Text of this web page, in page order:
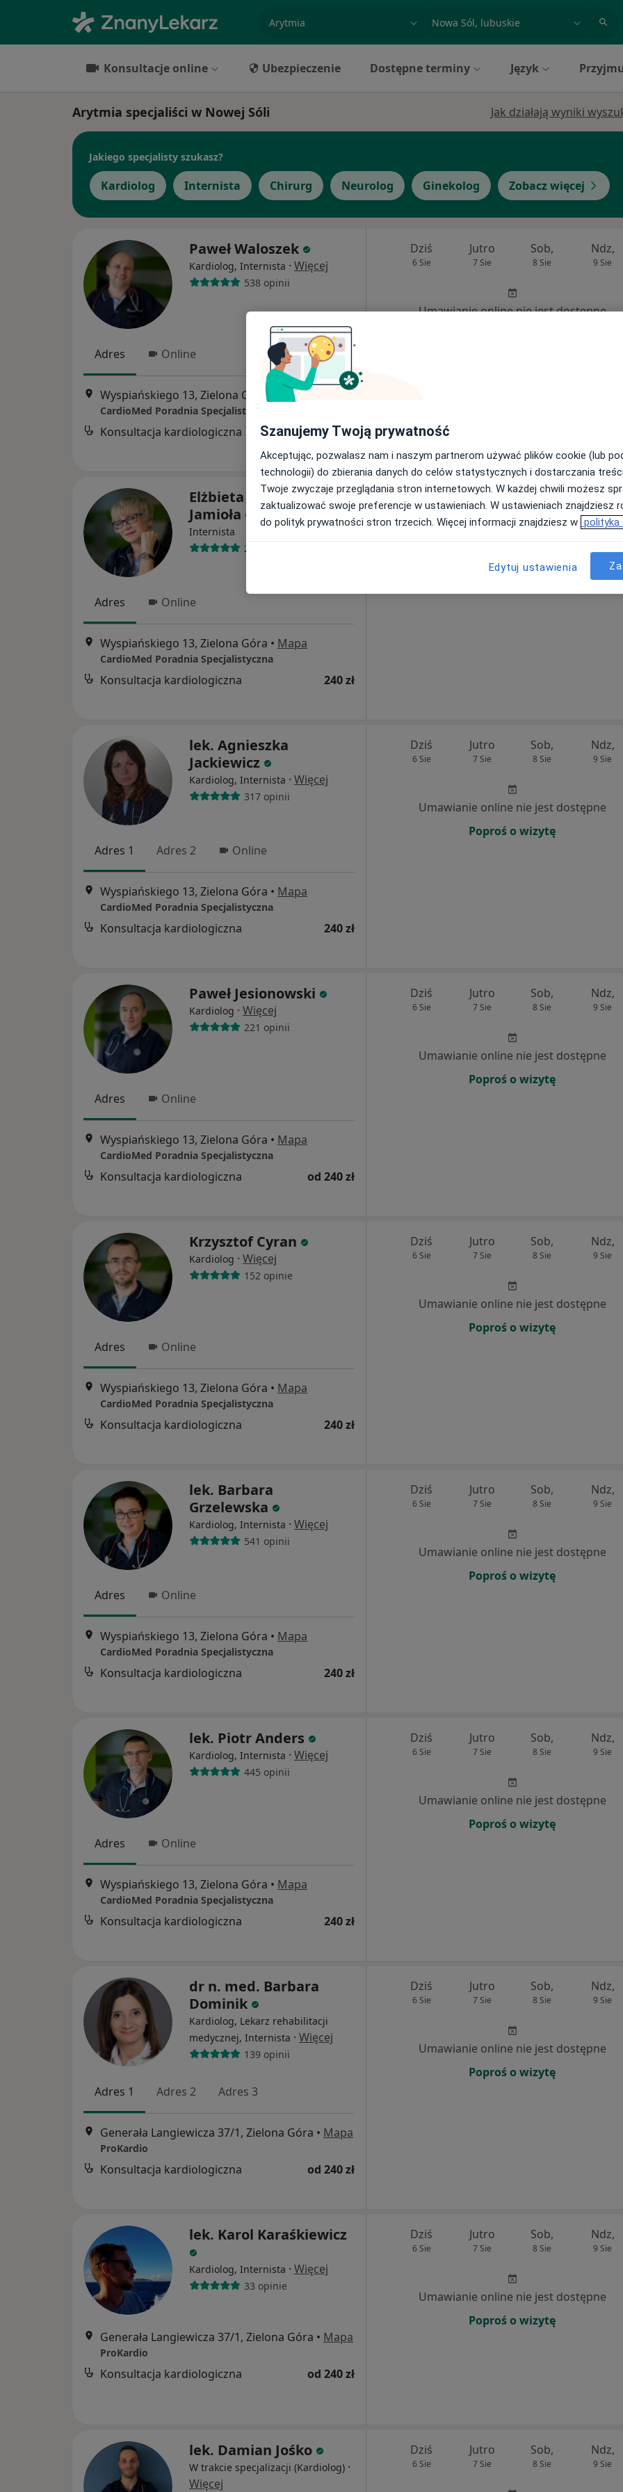
miasto lub dzielnica
Konsultacje online Ubezpieczenie Dostępne terminy Język
Arytmia specjaliści w Nowej Sóli Jak działają wyniki
Jakiego specjalisty szukasz?
Kardiolog Internista Chirurg Neurolog Ginekolog Zobacz więcej
Paweł Waloszek
Kardiolog, Internista · Więcej
538 opinii
Adres Online
Wyspiańskiego 13, Zielona Góra Mapa
CardioMed Poradnia Specjalistyczna
Konsultacja kardiologiczna 240 zł
Dziś
6 Sie
Jutro
7 Sie
Sob,
8 Sie
Ndz,
9 Sie
Umawianie online nie jest dostępne
Elżbieta Majdecka-
Jamioła
Internista
201 opinii
Adres Online
Wyspiańskiego 13, Zielona Góra • Mapa
CardioMed Poradnia Specjalistyczna
Konsultacja kardiologiczna 240 zł
Dziś
6 Sie
Jutro
7 Sie
Sob,
8 Sie
Ndz,
9 Sie
lek. Agnieszka
Jackiewicz
Kardiolog, Internista · Więcej
317 opinii
Adres 1 Adres 2 Online
Wyspiańskiego 13, Zielona Góra • Mapa
CardioMed Poradnia Specjalistyczna
Konsultacja kardiologiczna 240 zł
Dziś
6 Sie
Jutro
7 Sie
Sob,
8 Sie
Ndz,
9 Sie
Umawianie online nie jest dostępne
Poproś o wizytę
Paweł Jesionowski
Kardiolog · Więcej
221 opinii
Adres Online
Wyspiańskiego 13, Zielona Góra • Mapa
CardioMed Poradnia Specjalistyczna
Konsultacja kardiologiczna od 240 zł
Dziś
6 Sie
Jutro
7 Sie
Sob,
8 Sie
Ndz,
9 Sie
Umawianie online nie jest dostępne
Poproś o wizytę
Krzysztof Cyran
Kardiolog · Więcej
152 opinie
Adres Online
Wyspiańskiego 13, Zielona Góra • Mapa
CardioMed Poradnia Specjalistyczna
Konsultacja kardiologiczna 240 zł
Dziś
6 Sie
Jutro
7 Sie
Sob,
8 Sie
Ndz,
9 Sie
Umawianie online nie jest dostępne
Poproś o wizytę
lek. Barbara
Grzelewska
Kardiolog, Internista · Więcej
541 opinii
Adres Online
Wyspiańskiego 13, Zielona Góra • Mapa
CardioMed Poradnia Specjalistyczna
Konsultacja kardiologiczna 240 zł
Dziś
6 Sie
Jutro
7 Sie
Sob,
8 Sie
Ndz,
9 Sie
Umawianie online nie jest dostępne
Poproś o wizytę
lek. Piotr Anders
Kardiolog, Internista · Więcej
445 opinii
Adres Online
Wyspiańskiego 13, Zielona Góra • Mapa
CardioMed Poradnia Specjalistyczna
Konsultacja kardiologiczna 240 zł
Dziś
6 Sie
Jutro
7 Sie
Sob,
8 Sie
Ndz,
9 Sie
Umawianie online nie jest dostępne
Poproś o wizytę
dr n. med. Barbara
Dominik
Kardiolog, Lekarz rehabilitacji
medycznej, Internista · Więcej
139 opinii
Adres 1 Adres 2 Adres 3
Generała Langiewicza 37/1, Zielona Góra • Mapa
ProKardio
Konsultacja kardiologiczna od 240 zł
Dziś
6 Sie
Jutro
7 Sie
Sob,
8 Sie
Ndz,
9 Sie
Umawianie online nie jest dostępne
Poproś o wizytę
lek. Karol Karaśkiewicz
Kardiolog, Internista · Więcej
33 opinie
Generała Langiewicza 37/1, Zielona Góra • Mapa
ProKardio
Konsultacja kardiologiczna od 240 zł
Dziś
6 Sie
Jutro
7 Sie
Sob,
8 Sie
Ndz,
9 Sie
Umawianie online nie jest dostępne
Poproś o wizytę
lek. Damian Jośko
W trakcie specjalizacji (Kardiolog) ·
Więcej
Dziś
6 Sie
Jutro
7 Sie
Sob,
8 Sie
Ndz,
9 Sie
Szanujemy Twoją prywatność
Akceptując, pozwalasz nam i naszym partnerom używać plików cookie (lub
technologii) do zbierania danych do celów statystycznych i dostarczania
Twoje zwyczaje przeglądania stron internetowych. W każdej chwili możesz
zaktualizować swoje preferencje w ustawieniach. W ustawieniach znajdziesz
do polityk prywatności stron trzecich. Więcej informacji znajdziesz w polityka
Edytuj ustawienia